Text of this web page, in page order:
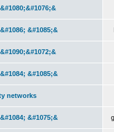
&#1085;&
&#1085;&
networks
&#1075;&